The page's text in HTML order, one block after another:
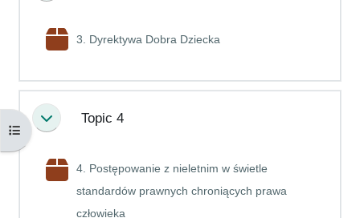
Otwórz indeks kursu
3. Dyrektywa Dobra DzieckaPakiet SCORM
MinimalizujTopic 4
4. Postępowanie z nieletnim w świetle
standardów prawnych chroniących prawa
człowiekaPakiet SCORM